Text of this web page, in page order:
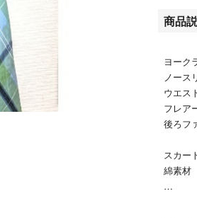
商品
ヨーク
ノース
ウエス
フレア
後ろフ
スカー
綿素材